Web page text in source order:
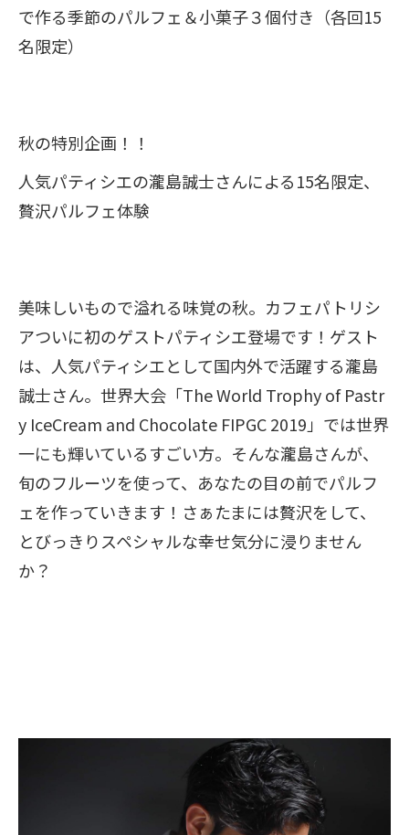
で作る季節のパルフェ＆小菓子３個付き（各回15
名限定）
秋の特別企画！！
人気パティシエの瀧島誠士さんによる15名限定、
贅沢パルフェ体験
美味しいもので溢れる味覚の秋。カフェパトリシ
アついに初のゲストパティシエ登場です！ゲスト
は、人気パティシエとして国内外で活躍する瀧島
誠士さん。世界大会「The World Trophy of Pastr
y IceCream and Chocolate FIPGC 2019」では世界
一にも輝いているすごい方。そんな瀧島さんが、
旬のフルーツを使って、あなたの目の前でパルフ
ェを作っていきます！さぁたまには贅沢をして、
とびっきりスペシャルな幸せ気分に浸りません
か？